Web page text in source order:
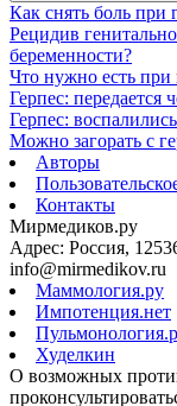
Как снять боль при
Рецидив
беременности?
Что нужно есть при
Герпес: передается
Герпес:
Можно загорать с
Авторы
Контакты
Мирмедиков.ру
Адрес: Россия,
info@mirmedikov.ru
Маммология.ру
Импотенция.нет
Худелкин
О возможных